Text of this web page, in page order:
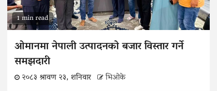
1 min read
ओमानमा नेपाली उत्पादनको बजार विस्तार गर्ने
समझदारी
२०८३ श्रावण २३, शनिवार भिओके